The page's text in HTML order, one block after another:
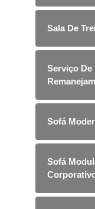
Sala De
Serviço De
Sofá
Sofá